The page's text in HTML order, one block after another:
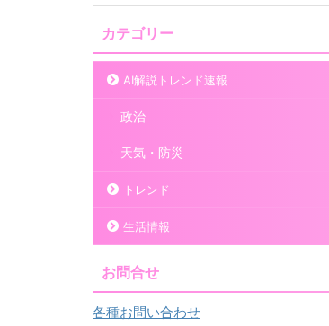
カテゴリー
AI解説トレンド速報
政治
天気・防災
トレンド
生活情報
お問合せ
各種お問い合わせ